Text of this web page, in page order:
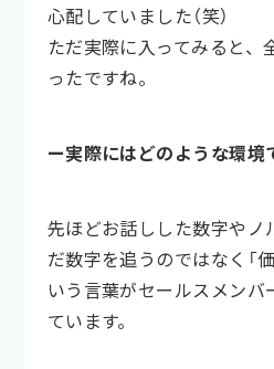
心配していました（笑）
ただ実際に入ってみると
ったですね。
ー実際にはどのような環境
先ほどお話しした数字やノ
だ数字を追うのではなく「
いう言葉がセールスメン
ています。